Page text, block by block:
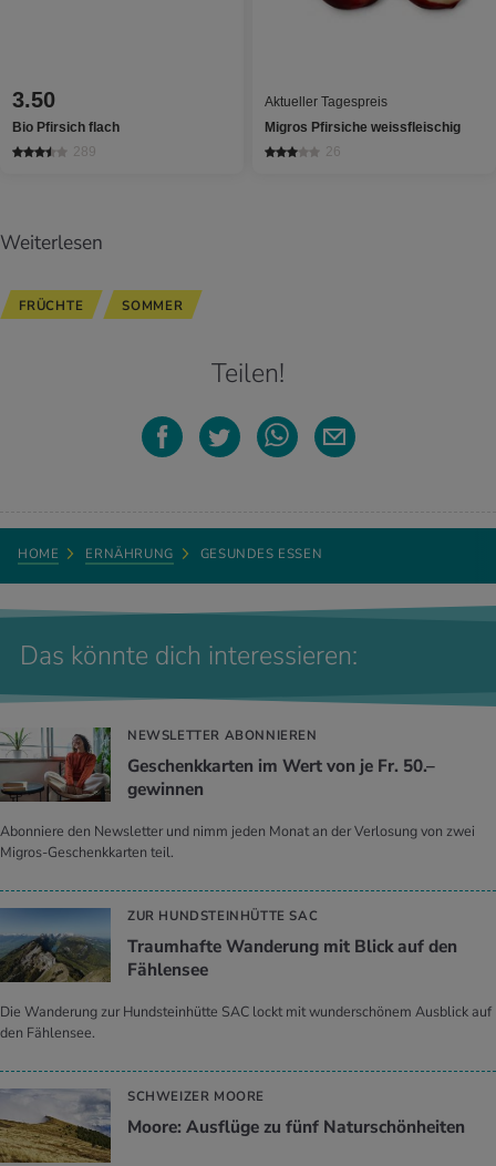
3.50
Bio Pfirsich flach
289
Aktueller Tagespreis
Migros Pfirsiche weissfleischig
26
Weiterlesen
FRÜCHTE SOMMER
Teilen!
HOME ERNÄHRUNG GESUNDES ESSEN
Das könnte dich interessieren:
NEWSLETTER ABONNIEREN
Geschenkkarten im Wert von je Fr. 50.–
gewinnen
Abonniere den Newsletter und nimm jeden Monat an der Verlosung von zwei
Migros-Geschenkkarten teil.
ZUR HUNDSTEINHÜTTE SAC
Traumhafte Wanderung mit Blick auf den
Fählensee
Die Wanderung zur Hundsteinhütte SAC lockt mit wunderschönem Ausblick auf
den Fählensee.
SCHWEIZER MOORE
Moore: Ausflüge zu fünf Naturschönheiten